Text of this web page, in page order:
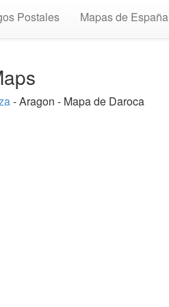
Postales Mapas de España
- Aragon - Mapa de Daroca